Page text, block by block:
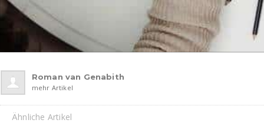
Roman van Genabith
mehr Artikel
Ähnliche Artikel